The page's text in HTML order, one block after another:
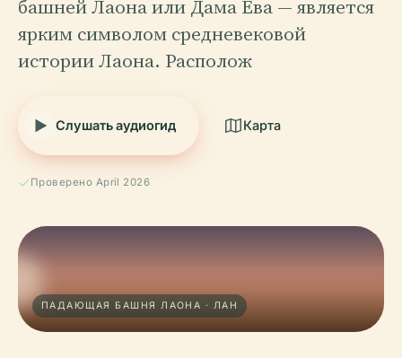
башней Лаона или Дама Ева — является
ярким символом средневековой
истории Лаона. Располож
Слушать аудиогид Карта
Проверено April 2026
ПАДАЮЩАЯ БАШНЯ ЛАОНА · ЛАН